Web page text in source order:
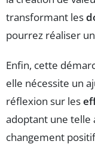
transformant les
pourrez réaliser un
Enfin, cette
elle nécessite un
réflexion sur les
adoptant une telle
changement